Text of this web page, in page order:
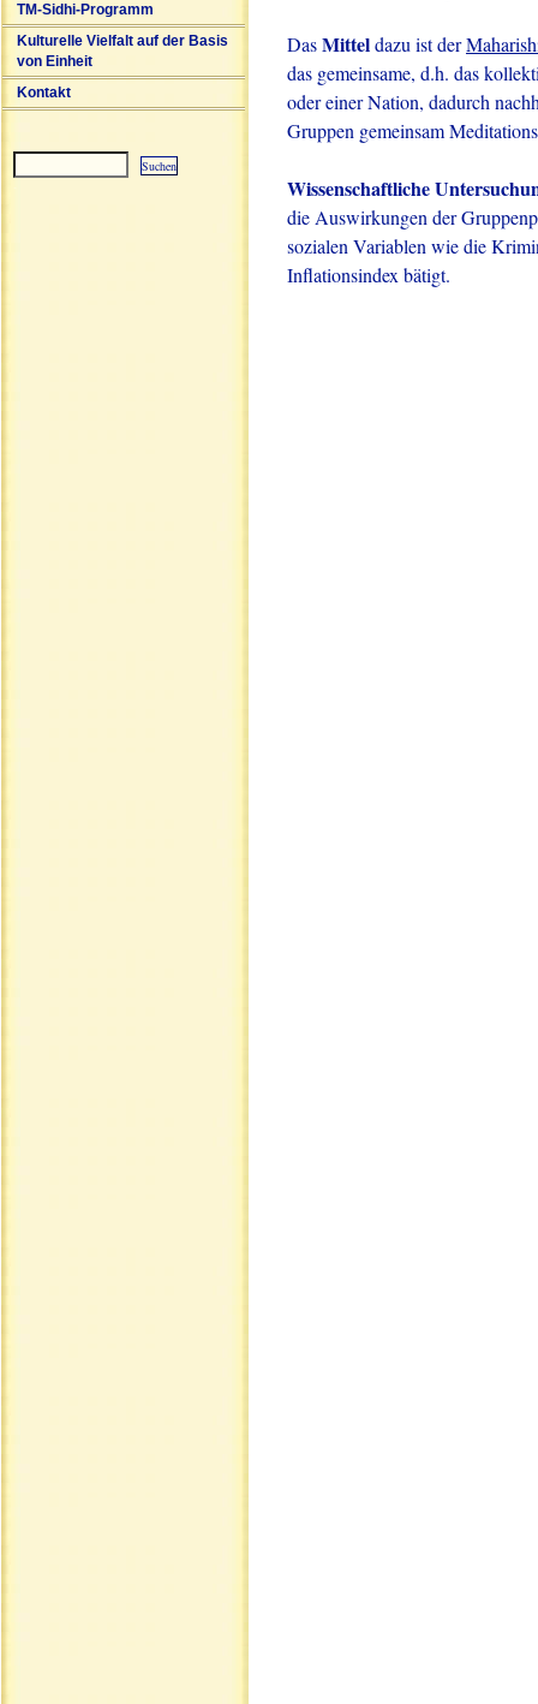
TM-Sidhi-Programm
Kulturelle Vielfalt auf der Basis
von Einheit
Kontakt
DasMitteldazu ist der
das gemeinsame, d.h. das
oder einer Nation, dadurch
Gruppen gemeinsam
Wissenschaftliche
die Auswirkungen der
sozialen Variablen wie die
Inflationsindex bätigt.